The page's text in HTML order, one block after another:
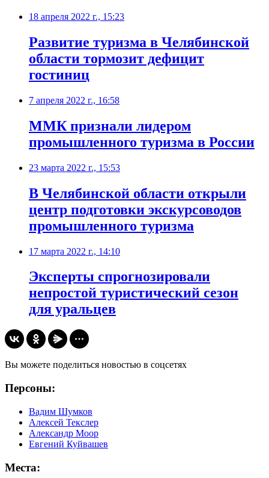
18 апреля 2022 г., 15:23
Развитие туризма в Челябинской
области тормозит дефицит
гостиниц
7 апреля 2022 г., 16:58
ММК признали лидером
промышленного туризма в России
23 марта 2022 г., 15:53
​В Челябинской области открыли
центр подготовки экскурсоводов
промышленного туризма
17 марта 2022 г., 14:10
Эксперты спрогнозировали
непростой туристический сезон
для уральцев
Вы можете поделиться новостью в соцсетях
Персоны:
Вадим Шумков
Алексей Текслер
Александр Моор
Евгений Куйвашев
Места: